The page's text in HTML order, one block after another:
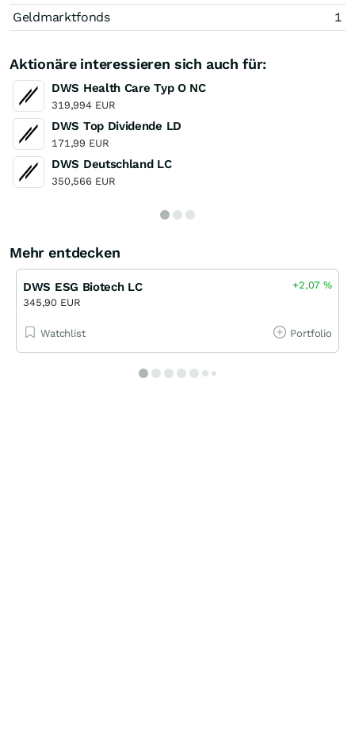
Geldmarktfonds
1
Aktionäre interessieren sich auch für:
DWS Health Care Typ O NC
319,994 EUR
DWS Top Dividende LD
171,99 EUR
DWS Deutschland LC
350,566 EUR
Mehr entdecken
DWS ESG Biotech LC
345,90 EUR
+2,07%
Watchlist Portfolio